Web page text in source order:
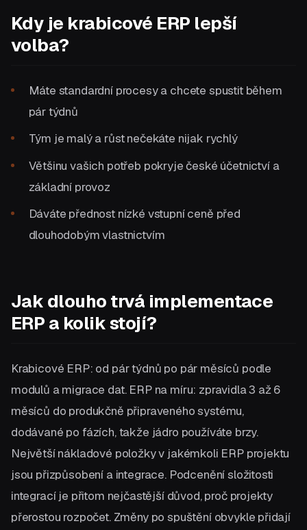
Kdy je krabicové ERP lepší
volba?
Máte standardní procesy a chcete spustit během
pár týdnů
Tým je malý a růst nečekáte nijak rychlý
Většinu vašich potřeb pokryje české účetnictví a
základní provoz
Dáváte přednost nízké vstupní ceně před
dlouhodobým vlastnictvím
Jak dlouho trvá implementace
ERP a kolik stojí?
Krabicové ERP: od pár týdnů po pár měsíců podle
modulů a migrace dat. ERP na míru: zpravidla 3 až 6
měsíců do produkčně připraveného systému,
dodávané po fázích, takže jádro používáte brzy.
Největší nákladové položky v jakémkoli ERP projektu
jsou přizpůsobení a integrace. Podcenění složitosti
integrací je přitom nejčastější důvod, proč projekty
přerostou rozpočet. Změny po spuštění obvykle přidají